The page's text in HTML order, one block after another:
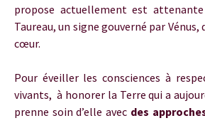
propose actuellement est
Taureau, un signe gouverné par Vénus,
cœur.
Pour éveiller les consciences à
vivants, à honorer la Terre qui a
prenne soin d’elle avec des